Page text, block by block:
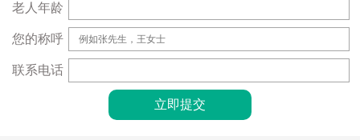
老人年龄
您的称呼
联系电话